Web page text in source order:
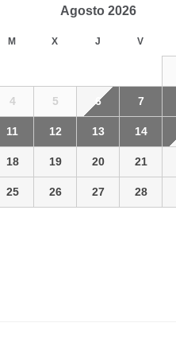
Agosto 2026
M X J V
4 5 6 7
11 12 13 14
18 19 20 21
25 26 27 28